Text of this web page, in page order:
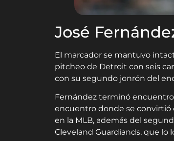
José
El marcador se mantuvo
pitcheo de Detroit con seis
con su segundo jonrón del
Fernández terminó
encuentro donde se convirtió
en la MLB, además del
Cleveland Guardiands, que lo